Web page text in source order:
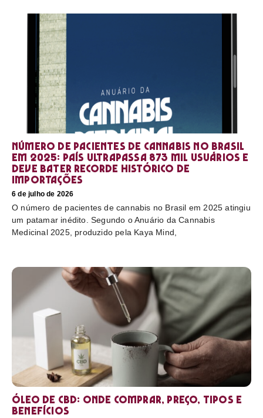
Número de pacientes de cannabis no Brasil
em 2025: país ultrapassa 873 mil usuários e
deve bater recorde histórico de
importações
6 de julho de 2026
O número de pacientes de cannabis no Brasil em 2025 atingiu
um patamar inédito. Segundo o Anuário da Cannabis
Medicinal 2025, produzido pela Kaya Mind,
Óleo de CBD: Onde comprar, preço, tipos e
benefícios